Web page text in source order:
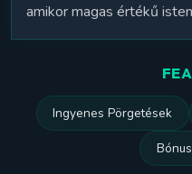
amikor magas értékű
Ingyenes Pörgetések